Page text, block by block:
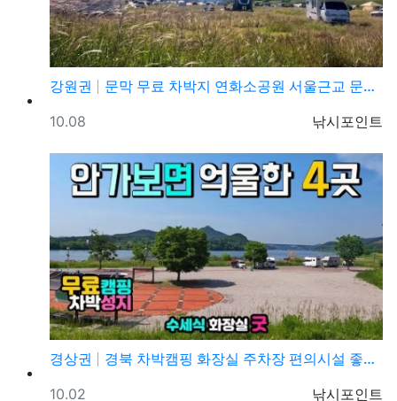
강원권
문막 무료 차박지 연화소공원 서울근교 문막교 무료 차박…
등록자
낚시포인트
등록일
10.08
경상권
경북 차박캠핑 화장실 주차장 편의시설 좋은 캠핑장, 의…
등록자
낚시포인트
등록일
10.02